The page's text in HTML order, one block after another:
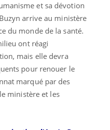
et sa dévotion
arrive au ministère
du monde de la santé.
ont réagi
mais elle devra
pour renouer le
marqué par des
ministère et les